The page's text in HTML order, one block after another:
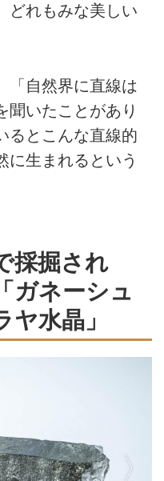
どれもみな美しい
自然界に直線は
聞いたことがあり
るとこんな直線的
に生まれるという
採掘され
ガネーシュ
水晶」